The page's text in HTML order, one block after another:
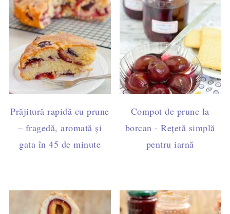
Prăjitură rapidă cu prune
– fragedă, aromată și
gata în 45 de minute
Compot de prune la
borcan - Rețetă simplă
pentru iarnă